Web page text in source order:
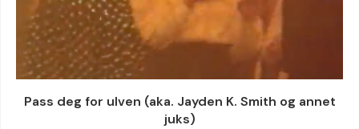
Pass deg for ulven (aka. Jayden K. Smith og annet
juks)